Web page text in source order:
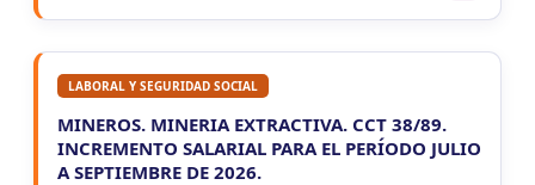
LABORAL Y SEGURIDAD SOCIAL
MINEROS. MINERIA EXTRACTIVA. CCT 38/89.
INCREMENTO SALARIAL PARA EL PERÍODO JULIO
A SEPTIEMBRE DE 2026.